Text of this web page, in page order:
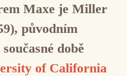
Maxe je Miller
původním
době
of California